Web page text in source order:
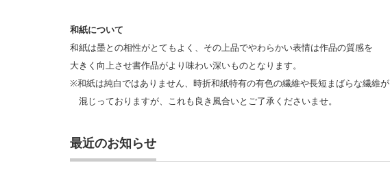
和紙について
和紙は墨との相性がとてもよく、その上品でやわらかい表情は作品の質感を
大きく向上させ書作品がより味わい深いものとなります。
※和紙は純白ではありません、時折和紙特有の有色の繊維や長短まばらな繊維が
混じっておりますが、これも良き風合いとご了承くださいませ。
最近のお知らせ